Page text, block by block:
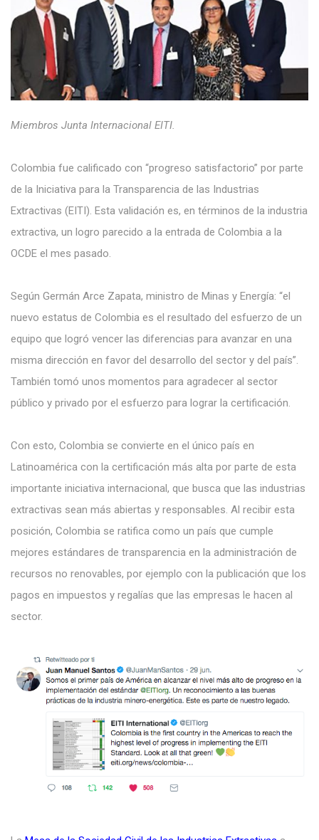
Miembros Junta Internacional EITI.
Colombia fue calificado con “progreso satisfactorio” por parte
de la Iniciativa para la Transparencia de las Industrias
Extractivas (EITI). Esta validación es, en términos de la industria
extractiva, un logro parecido a la entrada de Colombia a la
OCDE el mes pasado.
Según Germán Arce Zapata, ministro de Minas y Energía: “el
nuevo estatus de Colombia es el resultado del esfuerzo de un
equipo que logró vencer las diferencias para avanzar en una
misma dirección en favor del desarrollo del sector y del país”.
También tomó unos momentos para agradecer al sector
público y privado por el esfuerzo para lograr la certificación.
Con esto, Colombia se convierte en el único país en
Latinoamérica con la certificación más alta por parte de esta
importante iniciativa internacional, que busca que las industrias
extractivas sean más abiertas y responsables. Al recibir esta
posición, Colombia se ratifica como un país que cumple
mejores estándares de transparencia en la administración de
recursos no renovables, por ejemplo con la publicación que los
pagos en impuestos y regalías que las empresas le hacen al
sector.